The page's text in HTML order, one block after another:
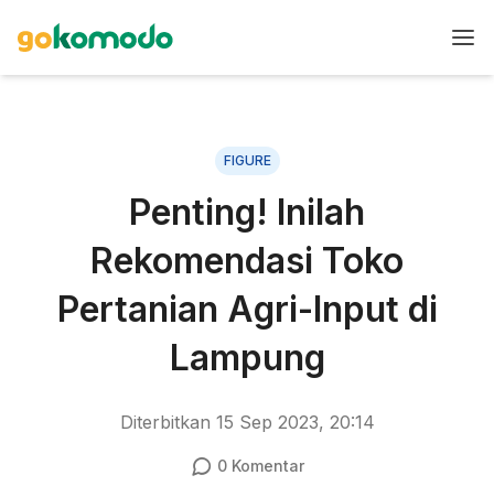
FIGURE
Penting! Inilah
Rekomendasi Toko
Pertanian Agri-Input di
Lampung
Diterbitkan 15 Sep 2023, 20:14
0Komentar